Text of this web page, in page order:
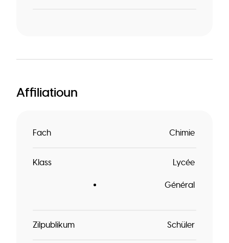
Affiliatioun
Fach Chimie
Klass Lycée
Général
Zilpublikum Schüler